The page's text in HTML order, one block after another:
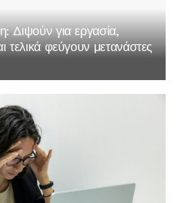
Διψούν για εργασία,
τελικά φεύγουν μετανάστες